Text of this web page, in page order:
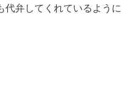
代弁してくれているように